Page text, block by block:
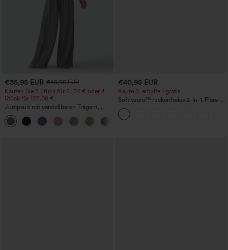
€35,95 EUR €40,95 EUR
Kaufen Sie 2 Stück für 61,54 € oder 4
Stück für 123,08 €.
Jumpsuit mit verstellbaren Trägern,
gerafftem Detail, weitem Bein und
meliertem Stoff, lässig, mit Taschen -
Easy Peezy
€40,95 EUR
Kaufe 2, erhalte 1 gratis
Softlyzero™ rückenfreies 2-in-1-Flare-
Trainingskleid – Wannabe – Easy Peezy